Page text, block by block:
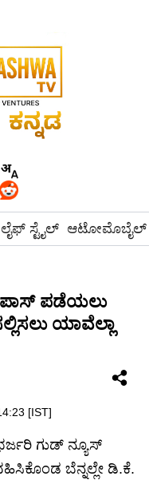
ಲೈಫ್ ಸ್ಟೈಲ್ ಆಟೋಮೊಬೈಲ್
ಪಾಸ್ ಪಡೆಯಲು
ಯಾವೆಲ್ಲಾ
[IST]
ಗುಡ್ ನ್ಯೂಸ್
ಬೆನ್ನಲ್ಲೇ ಡಿ.ಕೆ.